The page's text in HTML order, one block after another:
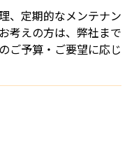
、定期的なメンテナン
考えの方は、弊社まで
ご予算・ご要望に応じ